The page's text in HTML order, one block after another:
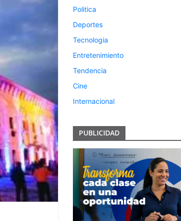
Politica
Deportes
Tecnologia
Entretenimiento
Tendencia
Cine
Internacional
PUBLICIDAD